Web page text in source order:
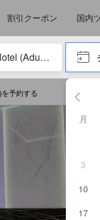
割引クーポン 国内
矢印キーやタブキーで進
エンタ
月
3
10
17
予約する
宿泊を終えたゲスト